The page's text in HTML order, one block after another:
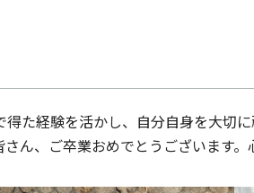
た経験を活かし、自分自身を大切
ん、ご卒業おめでとうございます。